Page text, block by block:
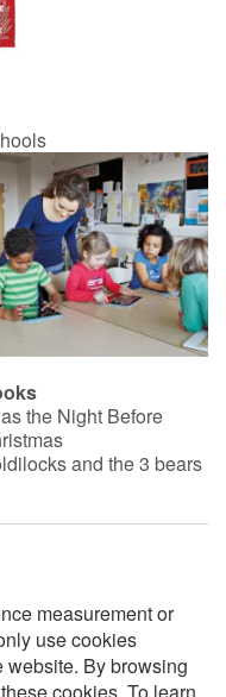
the Night Before
and the 3 bears
measurement or
use cookies
website. By browsing